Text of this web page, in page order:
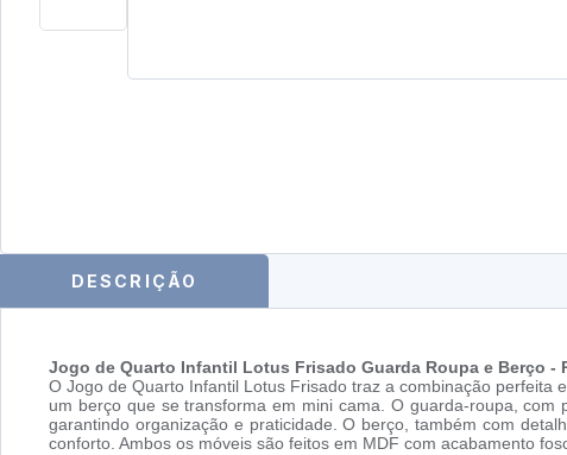
DESCRIÇÃO
Jogo de Quarto Infantil Lotus Frisado Guarda Roupa e Berço -
O Jogo de Quarto Infantil Lotus Frisado traz a combinação
um berço que se transforma em mini cama. O guarda-roupa,
garantindo organização e praticidade. O berço, também com
conforto. Ambos os móveis são feitos em MDF com acabamento